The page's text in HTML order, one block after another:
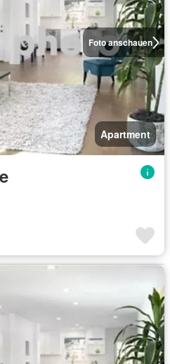
Foto anschauen
Apartment